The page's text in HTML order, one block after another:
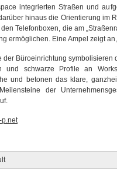
integrierten Straßen und
hinaus die Orientierung im
Telefonboxen, die am
ermöglichen. Eine Ampel zeigt
der Büroeinrichtung
und schwarze Profile an
und betonen das klare,
der
p.net